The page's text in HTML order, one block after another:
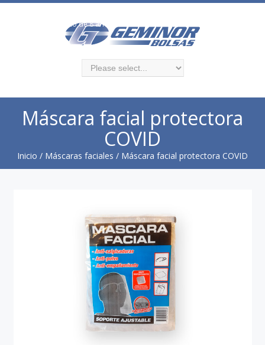
Atencion al público de 8 a 13 y 14 a 18 hs
Máscara facial protectora
COVID
Inicio / Máscaras faciales / Máscara facial protectora COVID